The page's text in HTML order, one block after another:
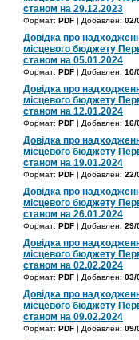
станом на 29.12.2023
Формат: PDF | Добавлен: 02/
Довідка про
місцевого бюджету
станом на 05.01.2024
Формат: PDF | Добавлен: 10/
Довідка про
місцевого бюджету
станом на 12.01.2024
Формат: PDF | Добавлен: 16/
Довідка про
місцевого бюджету
станом на 19.01.2024
Формат: PDF | Добавлен: 22/
Довідка про
місцевого бюджету
станом на 26.01.2024
Формат: PDF | Добавлен: 29/
Довідка про
місцевого бюджету
станом на 02.02.2024
Формат: PDF | Добавлен: 03/
Довідка про
місцевого бюджету
станом на 09.02.2024
Формат: PDF | Добавлен: 09/